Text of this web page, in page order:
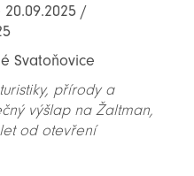
20.09.2025 /
Svatoňovice
přírody a
výšlap na Žaltman,
od otevření